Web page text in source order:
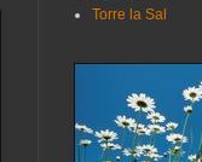
Torre la Sal